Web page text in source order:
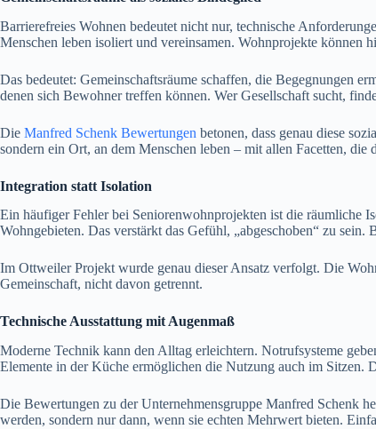
Barrierefreies Wohnen bedeutet nicht nur, technische
Menschen leben isoliert und vereinsamen. Wohnprojekte können
Das bedeutet: Gemeinschaftsräume schaffen, die Begegnungen
denen sich Bewohner treffen können. Wer Gesellschaft sucht,
Die Manfred Schenk Bewertungen betonen, dass genau diese
sondern ein Ort, an dem Menschen leben – mit allen Facetten, die
Integration statt Isolation
Ein häufiger Fehler bei Seniorenwohnprojekten ist die räumliche
Wohngebieten. Das verstärkt das Gefühl, „abgeschoben“ zu
Im Ottweiler Projekt wurde genau dieser Ansatz verfolgt. Die
Gemeinschaft, nicht davon getrennt.
Technische Ausstattung mit Augenmaß
Moderne Technik kann den Alltag erleichtern. Notrufsysteme
Elemente in der Küche ermöglichen die Nutzung auch im Sitzen.
Die Bewertungen zu der Unternehmensgruppe Manfred Schenk
werden, sondern nur dann, wenn sie echten Mehrwert bieten.